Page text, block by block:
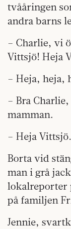
tvååringen
andra barns
– Charlie, vi
Vittsjö! Heja
– Heja, heja,
– Bra
mamman.
– Heja
Borta vid
man i grå
lokalreporter
på familjen
Jennie,